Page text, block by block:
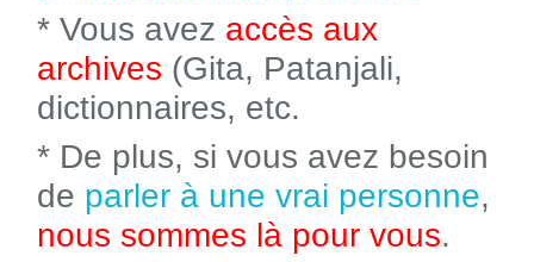
* Vous avez accès aux
archives (Gita, Patanjali,
dictionnaires, etc.
* De plus, si vous avez besoin
de parler à une vrai personne,
nous sommes là pour vous.